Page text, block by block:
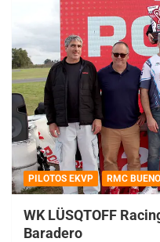
PILOTOS EKVP RMC
WK LÜSQTOFF
Baradero